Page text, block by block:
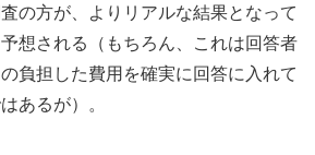
の方が、よりリアルな結果となって
想される（もちろん、これは回答者
負担した費用を確実に回答に入れて
あるが）。